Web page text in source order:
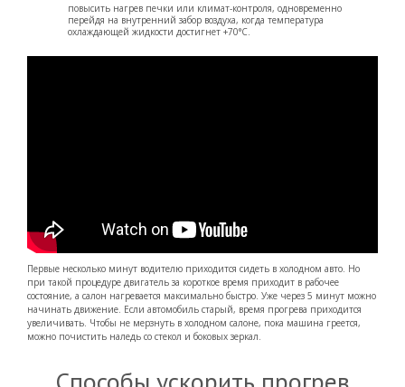
повысить нагрев печки или климат-контроля, одновременно
перейдя на внутренний забор воздуха, когда температура
охлаждающей жидкости достигнет +70°С.
Первые несколько минут водителю приходится сидеть в холодном авто. Но
при такой процедуре двигатель за короткое время приходит в рабочее
состояние, а салон нагревается максимально быстро. Уже через 5 минут можно
начинать движение. Если автомобиль старый, время прогрева приходится
увеличивать. Чтобы не мерзнуть в холодном салоне, пока машина греется,
можно почистить наледь со стекол и боковых зеркал.